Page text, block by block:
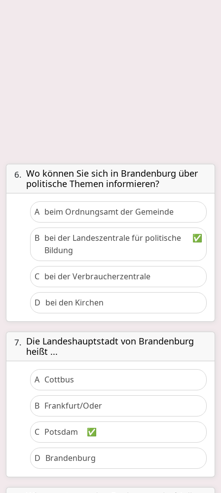
6. Wo können Sie sich in Brandenburg über
politische Themen informieren?
A beim Ordnungsamt der Gemeinde
B bei der Landeszentrale für politische
Bildung
✅
C bei der Verbraucherzentrale
D bei den Kirchen
7. Die Landeshauptstadt von Brandenburg
heißt ...
A Cottbus
B Frankfurt/Oder
C Potsdam ✅
D Brandenburg